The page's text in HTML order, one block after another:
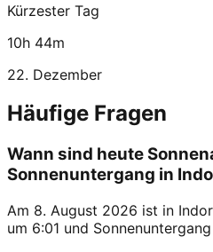
Kürzester Tag
10h 44m
22. Dezember
Häufige Fragen
Wann sind heute
Sonnenuntergang in
Am 8. August 2026 ist in
um 6:01 und